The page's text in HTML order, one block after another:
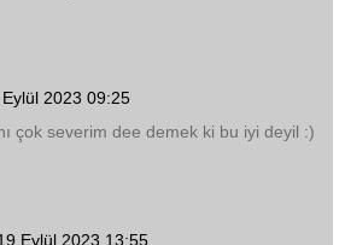
2023 09:25
çok severim dee demek ki bu iyi deyil :)
Eylül 2023 13:55